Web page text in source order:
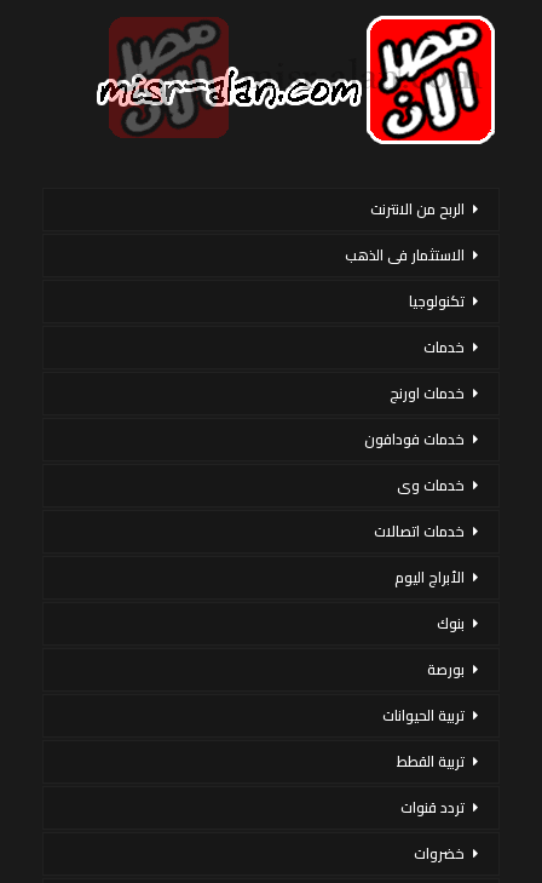
الربح من الانترنت
الاستثمار فى الذهب
تكنولوجيا
خدمات
خدمات اورنج
خدمات فودافون
خدمات وى
خدمات اتصالات
الأبراج اليوم
بنوك
بورصة
تربية الحيوانات
تربية القطط
تردد قنوات
خضروات